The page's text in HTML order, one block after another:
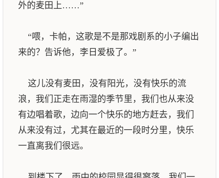
外的麦田上……”
“喂，卡帕，这歌是不是那戏剧系的小子编出
来的？告诉他，李日爱极了。”
这儿没有麦田，没有阳光，没有快乐的流
浪，我们正走在雨湿的季节里，我们也从来没
有边唱着歌，边向一个快乐的地方赶去，我们
从来没有过，尤其在最近的一段时分里，快乐
一直离我们很远。